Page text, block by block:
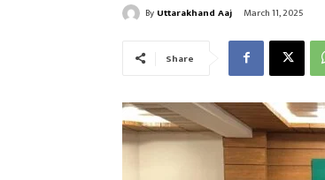
By Uttarakhand Aaj March 11, 2025
Share